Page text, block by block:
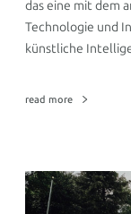
das eine mit dem
Technologie und
künstliche
read more